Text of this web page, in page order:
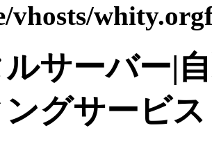
vhosts/
サーバー|
グサービス